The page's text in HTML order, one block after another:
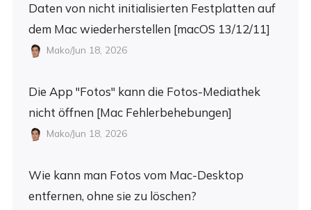
Daten von nicht initialisierten Festplatten auf
dem Mac wiederherstellen [macOS 13/12/11]
Mako/Jun 18, 2026
Die App "Fotos" kann die Fotos-Mediathek
nicht öffnen [Mac Fehlerbehebungen]
Mako/Jun 18, 2026
Wie kann man Fotos vom Mac-Desktop
entfernen, ohne sie zu löschen?